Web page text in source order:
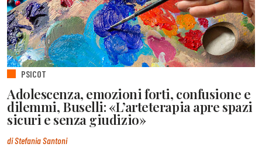
PSICOT
Adolescenza, emozioni forti, confusione e
dilemmi, Buselli: «L’arteterapia apre spazi
sicuri e senza giudizio»
di Stefania Santoni